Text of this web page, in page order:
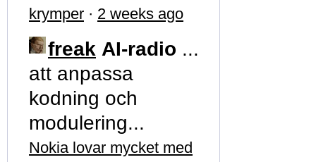
krymper · 2 weeks ago
freak AI-radio ...
att anpassa
kodning och
modulering...
Nokia lovar mycket med